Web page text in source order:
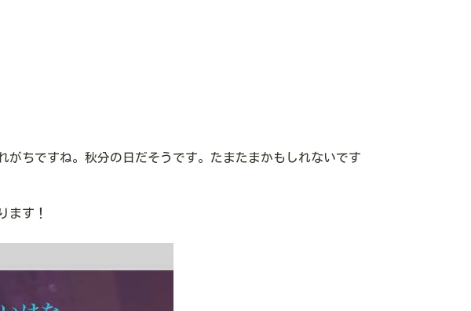
ちですね。秋分の日だそうです。たまたまかもしれないです
ます！